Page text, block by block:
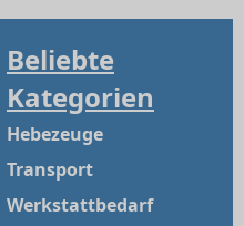
Beliebte
Kategorien
Hebezeuge
Transport
Werkstattbedarf